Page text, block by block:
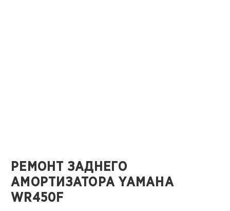
РЕМОНТ ЗАДНЕГО
АМОРТИЗАТОРА YAMAHA
WR450F